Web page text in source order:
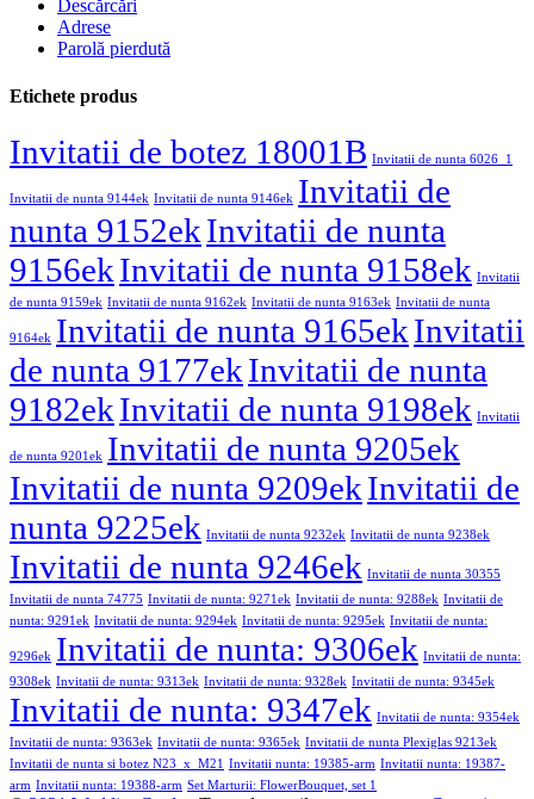
Descărcări
Adrese
Parolă pierdută
Etichete produs
Invitatii de botez 18001B Invitatii de nunta 6026_1
Invitatii de nunta 9144ek Invitatii de nunta 9146ek Invitatii de
nunta 9152ekInvitatii de nunta
9156ekInvitatii de nunta 9158ek Invitatii
de nunta 9159ek Invitatii de nunta 9162ek Invitatii de nunta 9163ek Invitatii de nunta
9164ek Invitatii de nunta 9165ekInvitatii
de nunta 9177ekInvitatii de nunta
9182ekInvitatii de nunta 9198ek Invitatii
de nunta 9201ek Invitatii de nunta 9205ek
Invitatii de nunta 9209ekInvitatii de
nunta 9225ek Invitatii de nunta 9232ek Invitatii de nunta 9238ek
Invitatii de nunta 9246ek Invitatii de nunta 30355
Invitatii de nunta 74775 Invitatii de nunta: 9271ek Invitatii de nunta: 9288ek Invitatii de
nunta: 9291ek Invitatii de nunta: 9294ek Invitatii de nunta: 9295ek Invitatii de nunta:
9296ek Invitatii de nunta: 9306ek Invitatii de nunta:
9308ek Invitatii de nunta: 9313ek Invitatii de nunta: 9328ek Invitatii de nunta: 9345ek
Invitatii de nunta: 9347ek Invitatii de nunta: 9354ek
Invitatii de nunta: 9363ek Invitatii de nunta: 9365ek Invitatii de nunta Plexiglas 9213ek
Invitatii de nunta si botez N23_x_M21
Invitatii nunta: 19385-arm Invitatii nunta: 19387-
arm Invitatii nunta: 19388-arm Set Marturii: FlowerBouquet, set 1